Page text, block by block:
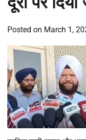
Posted on March 1,